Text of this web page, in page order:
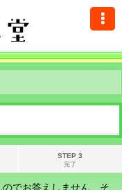
STEP 3
完了
のでお答えしません そ